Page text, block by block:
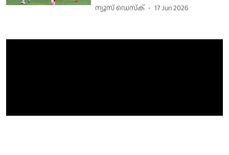
ന്യൂസ് ഡെസ്ക് 17 Jun 2026